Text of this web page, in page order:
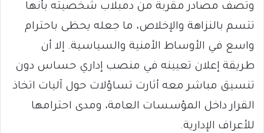
وتصف مصادر مقربة من دمبلاب شخصيته بأنها
تتسم بالنزاهة والإخلاص، ما جعله يحظى باحترام
واسع في الأوساط الأمنية والسياسية. إلا أن
طريقة إعلان تعيينه في منصب إداري حساس دون
تنسيق مباشر معه أثارت تساؤلات حول آليات اتخاذ
القرار داخل المؤسسات العامة، ومدى احترامها
للأعراف الإدارية.